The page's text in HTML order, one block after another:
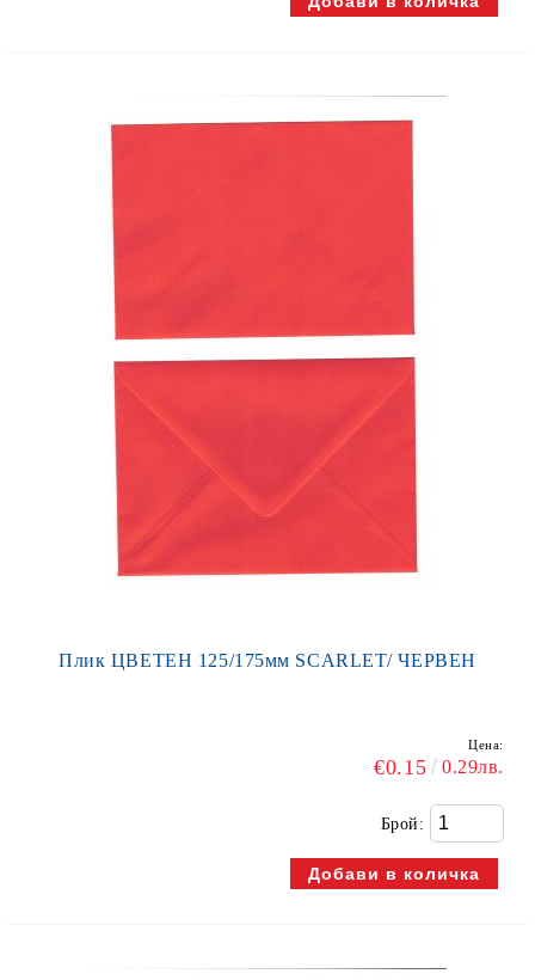
Плик ЦВЕТЕН 125/175мм SCARLET/ ЧЕРВЕН
Цена:
€0.15 0.29лв.
Брой: